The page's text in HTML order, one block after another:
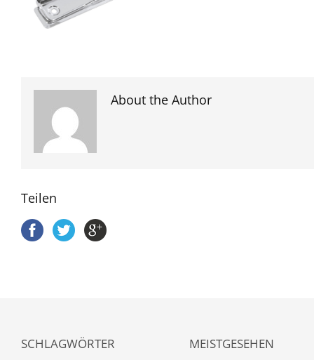
About the Author
Teilen
SCHLAGWÖRTER MEISTGESEHEN